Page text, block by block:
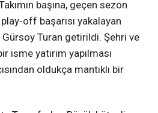
başına, geçen sezon
off başarısı yakalayan
Turan getirildi. Şehri ve
isme yatırım yapılması
oldukça mantıklı bir